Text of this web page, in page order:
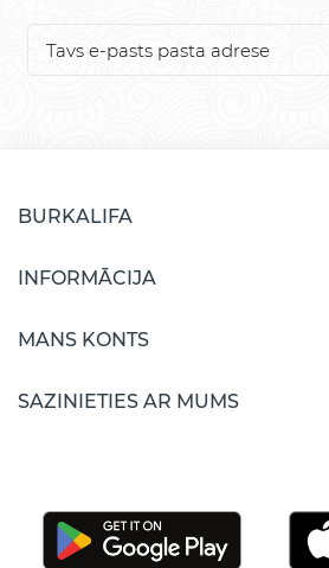
BURKALIFA
INFORMĀCIJA
MANS KONTS
SAZINIETIES AR MUMS